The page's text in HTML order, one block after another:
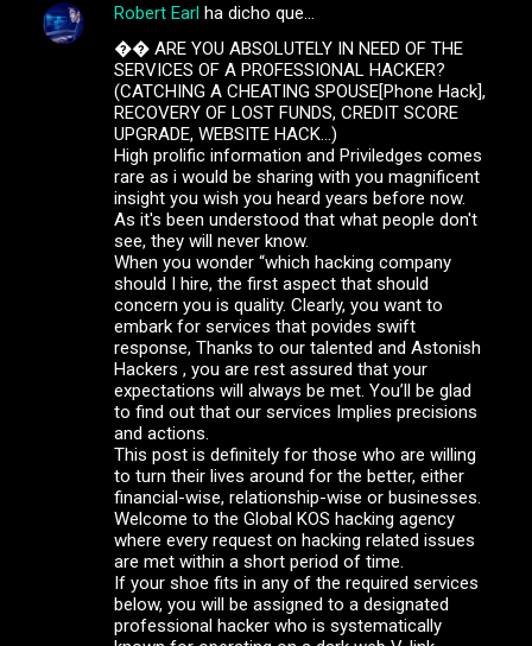
C
Robert Earl ha dicho que…
�� ARE YOU ABSOLUTELY IN NEED OF THE
SERVICES OF A PROFESSIONAL HACKER?
(CATCHING A CHEATING SPOUSE[Phone Hack],
RECOVERY OF LOST FUNDS, CREDIT SCORE
UPGRADE, WEBSITE HACK...)
High prolific information and Priviledges comes
rare as i would be sharing with you magnificent
insight you wish you heard years before now.
As it's been understood that what people don't
see, they will never know.
When you wonder “which hacking company
should I hire, the first aspect that should
concern you is quality. Clearly, you want to
embark for services that povides swift
response, Thanks to our talented and Astonish
Hackers , you are rest assured that your
expectations will always be met. You’ll be glad
to find out that our services Implies precisions
and actions.
This post is definitely for those who are willing
to turn their lives around for the better, either
financial-wise, relationship-wise or businesses.
Welcome to the Global KOS hacking agency
where every request on hacking related issues
are met within a short period of time.
If your shoe fits in any of the required services
below, you will be assigned to a designated
professional hacker who is systematically